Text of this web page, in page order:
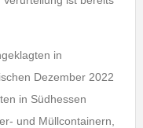
in
Dezember 2022
in Südhessen
und Müllcontainern,